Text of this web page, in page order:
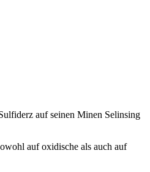
auf seinen Minen Selinsing
auf oxidische als auch auf